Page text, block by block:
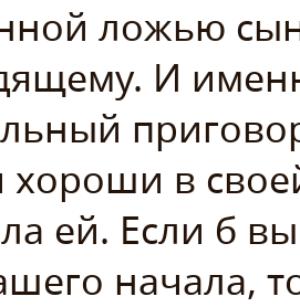
ложью
И
в
ей. Если б
начала,